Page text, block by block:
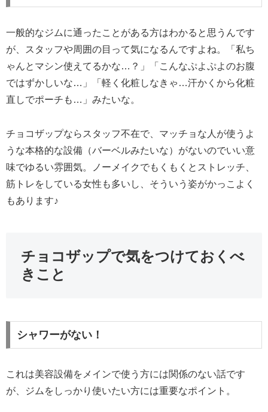
一般的なジムに通ったことがある方はわかると思うんです
が、スタッフや周囲の目って気になるんですよね。「私ち
ゃんとマシン使えてるかな…？」「こんなぷよぷよのお腹
ではずかしいな…」「軽く化粧しなきゃ…汗かくから化粧
直しでポーチも…」みたいな。
チョコザップならスタッフ不在で、マッチョな人が使うよ
うな本格的な設備（バーベルみたいな）がないのでいい意
味でゆるい雰囲気。ノーメイクでもくもくとストレッチ、
筋トレをしている女性も多いし、そういう姿がかっこよく
もあります♪
チョコザップで気をつけておくべ
きこと
シャワーがない！
これは美容設備をメインで使う方には関係のない話です
が、ジムをしっかり使いたい方には重要なポイント。